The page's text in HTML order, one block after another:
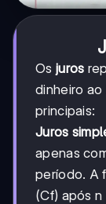
Os juros
dinheiro
principais:
Juros
apenas
período. A
(Cf) após